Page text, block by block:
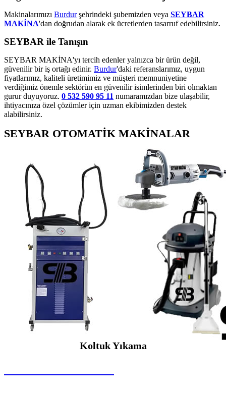
Makinalarımızı Burdurşehrindeki şubemizden veya SEYBAR
MAKİNA'dan doğrudan alarak ek ücretlerden tasarruf edebilirsiniz.
SEYBAR ile Tanışın
SEYBAR MAKİNA'yı tercih edenler yalnızca bir ürün değil,
güvenilir bir iş ortağı edinir. Burdur'daki referanslarımız, uygun
fiyatlarımız, kaliteli üretimimiz ve müşteri memnuniyetine
verdiğimiz önemle sektörün en güvenilir isimlerinden biri olmaktan
gurur duyuyoruz. 0 532 590 95 11 numaramızdan bize ulaşabilir,
ihtiyacınıza özel çözümler için uzman ekibimizden destek
alabilirsiniz.
SEYBAR OTOMATİK MAKİNALAR
Koltuk Yıkama